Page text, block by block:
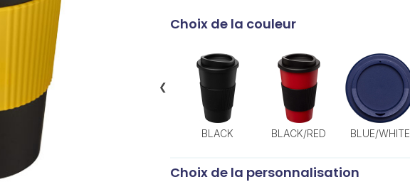
Choix de la couleur
BLACK BLACK/RED BLUE/WHITE
❮
Choix de la personnalisation